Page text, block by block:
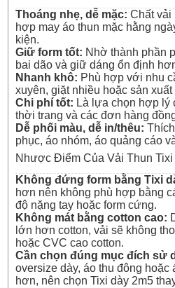
Thoáng nhẹ, dễ mặc: Chất vải
hợp may áo thun mặc hằng
kiện.
Giữ form tốt: Nhờ thành phần
bai dão và giữ dáng ổn định
Nhanh khô: Phù hợp với nhu
xuyên, giặt nhiều hoặc sản
Chi phí tốt: Là lựa chọn hợp lý
thời trang và các đơn hàng
Dễ phối màu, dễ in/thêu:
phục, áo nhóm, áo quảng cáo
Nhược Điểm Của Vải Thun Tixi
Không đứng form bằng Tixi
hơn nên không phù hợp bằng
độ nặng tay hoặc form cứng.
Không mát bằng cotton cao:
lớn hơn cotton, vải sẽ không
hoặc CVC cao cotton.
Cần chọn đúng mục đích sử
oversize dày, áo thu đông hoặc
hơn, nên chọnTixi dày 2m5